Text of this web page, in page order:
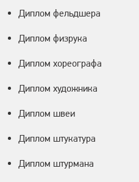
Диплом фельдшера
Диплом физрука
Диплом хореографа
Диплом художника
Диплом швеи
Диплом штукатура
Диплом штурмана